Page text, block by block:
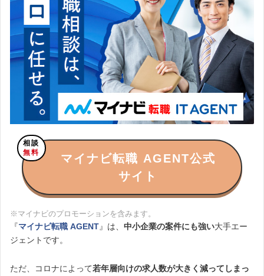
相談
無料
マイナビ転職 AGENT公式
サイト
※マイナビのプロモーションを含みます。
『マイナビ転職 AGENT』は、 中小企業の案件にも強い大手エー
ジェントです。
ただ、コロナによって若年層向けの求人数が大きく減ってしまっ